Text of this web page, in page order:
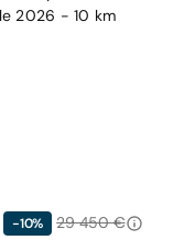
-10%
29 450 €